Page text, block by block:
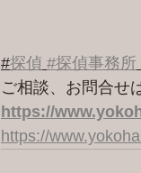
#探偵 #探偵事務所
ご相談、お問合せ
https://
https://